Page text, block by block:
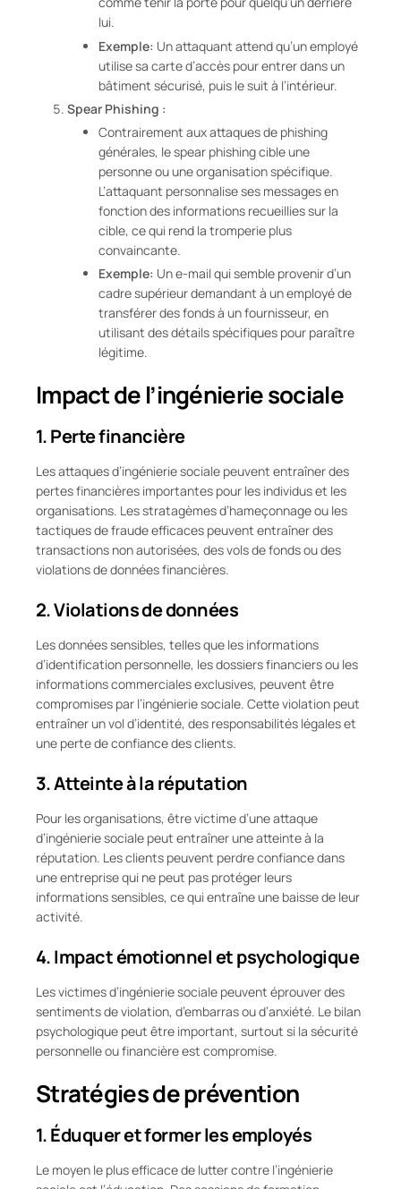
lui.
Exemple: Un attaquant attend qu’un employé
utilise sa carte d’accès pour entrer dans un
bâtiment sécurisé, puis le suit à l’intérieur.
Spear Phishing :
Contrairement aux attaques de phishing
générales, le spear phishing cible une
personne ou une organisation spécifique.
L’attaquant personnalise ses messages en
fonction des informations recueillies sur la
cible, ce qui rend la tromperie plus
convaincante.
Exemple: Un e-mail qui semble provenir d’un
cadre supérieur demandant à un employé de
transférer des fonds à un fournisseur, en
utilisant des détails spécifiques pour paraître
légitime.
Impact de l’ingénierie sociale
1. Perte financière
Les attaques d’ingénierie sociale peuvent entraîner des
pertes financières importantes pour les individus et les
organisations. Les stratagèmes d’hameçonnage ou les
tactiques de fraude efficaces peuvent entraîner des
transactions non autorisées, des vols de fonds ou des
violations de données financières.
2. Violations de données
Les données sensibles, telles que les informations
d’identification personnelle, les dossiers financiers ou les
informations commerciales exclusives, peuvent être
compromises par l’ingénierie sociale. Cette violation peut
entraîner un vol d’identité, des responsabilités légales et
une perte de confiance des clients.
3. Atteinte à la réputation
Pour les organisations, être victime d’une attaque
d’ingénierie sociale peut entraîner une atteinte à la
réputation. Les clients peuvent perdre confiance dans
une entreprise qui ne peut pas protéger leurs
informations sensibles, ce qui entraîne une baisse de leur
activité.
4. Impact émotionnel et psychologique
Les victimes d’ingénierie sociale peuvent éprouver des
sentiments de violation, d’embarras ou d’anxiété. Le bilan
psychologique peut être important, surtout si la sécurité
personnelle ou financière est compromise.
Stratégies de prévention
1. Éduquer et former les employés
Le moyen le plus efficace de lutter contre l’ingénierie